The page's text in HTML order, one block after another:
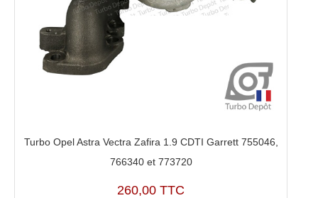
Turbo Opel Astra Vectra Zafira 1.9 CDTI Garrett 755046,
766340 et 773720
260,00 TTC